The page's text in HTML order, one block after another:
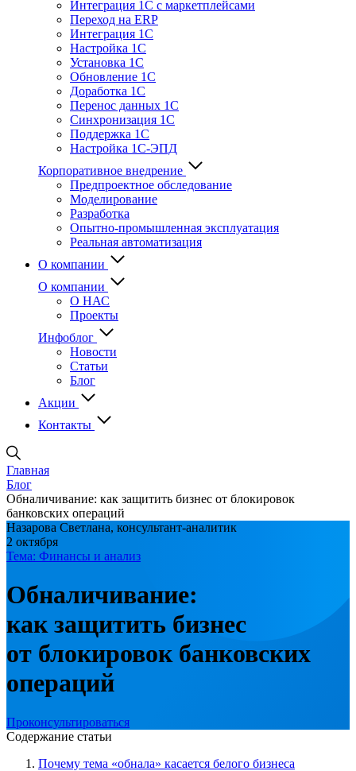
Интеграция 1С с маркетплейсами
Переход на ERP
Интеграция 1С
Настройка 1С
Установка 1С
Обновление 1С
Доработка 1С
Перенос данных 1С
Синхронизация 1С
Поддержка 1С
Настройка 1С-ЭПД
Корпоративное внедрение
Предпроектное обследование
Моделирование
Разработка
Опытно-промышленная эксплуатация
Реальная автоматизация
О компании
О компании
О НАС
Проекты
Инфоблог
Новости
Статьи
Блог
Акции
Контакты
Главная
Блог
Обналичивание: как защитить бизнес от блокировок
банковских операций
Назарова Светлана, консультант-аналитик
2 октября
Тема: Финансы и анализ
Обналичивание:
как защитить бизнес
от блокировок банковских
операций
Проконсультироваться
Содержание статьи
Почему тема «обнала» касается белого бизнеса